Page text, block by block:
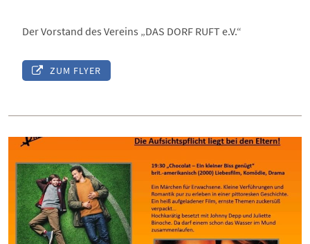
Der Vorstand des Vereins „DAS DORF RUFT e.V.“
ZUM FLYER